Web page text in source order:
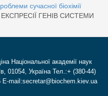
сучасної біохімії
ГЕНІВ СИСТЕМИ
Національної академії наук
01054, Україна Тел.:+ (380-44)
mail:secretar@biochem.kiev.ua